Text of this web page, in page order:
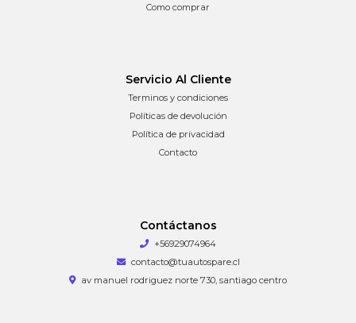
Como comprar
Servicio Al Cliente
Terminos y condiciones
Políticas de devolución
Política de privacidad
Contacto
Contáctanos
+56929074964
contacto@tuautospare.cl
av manuel rodriguez norte 730, santiago centro